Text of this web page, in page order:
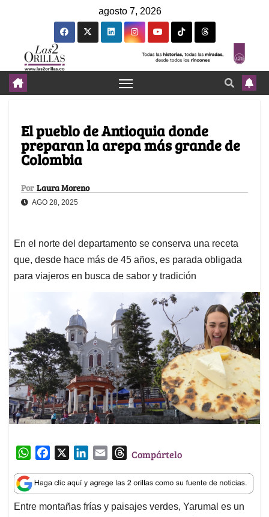
agosto 7, 2026
El pueblo de Antioquia donde
preparan la arepa más grande de
Colombia
Por Laura Moreno
AGO 28, 2025
En el norte del departamento se conserva una receta
que, desde hace más de 45 años, es parada obligada
para viajeros en busca de sabor y tradición
W
a
t
s
c
e
b
n
k
e
a
i
l
T
r
e
a
Compártelo
Entre montañas frías y paisajes verdes, Yarumal es un